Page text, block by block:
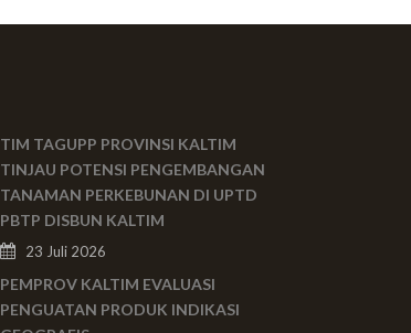
TIM TAGUPP PROVINSI KALTIM
TINJAU POTENSI PENGEMBANGAN
TANAMAN PERKEBUNAN DI UPTD
PBTP DISBUN KALTIM
23 Juli 2026
PEMPROV KALTIM EVALUASI
PENGUATAN PRODUK INDIKASI